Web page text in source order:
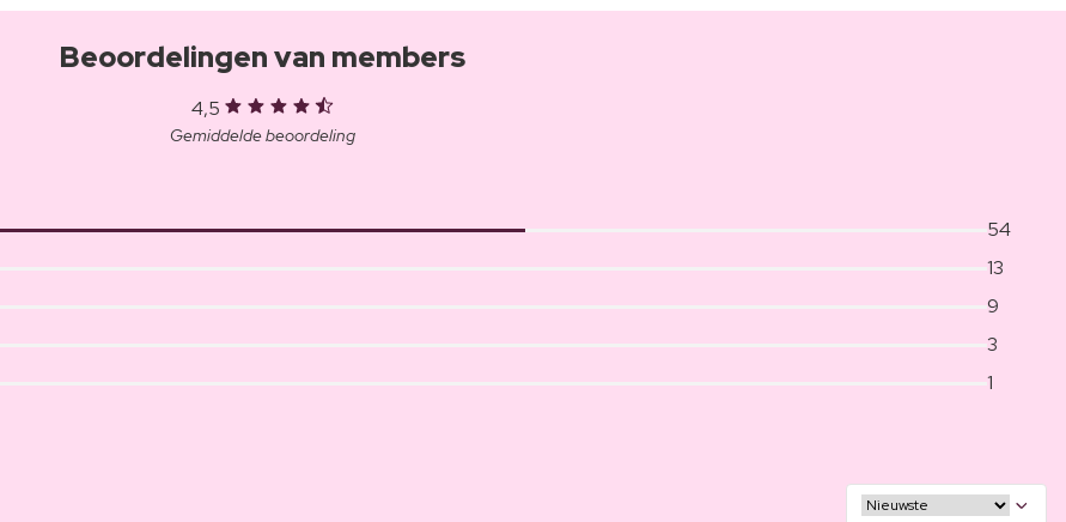
Beoordelingen van members
4,5
Gemiddelde beoordeling
54
13
9
3
1